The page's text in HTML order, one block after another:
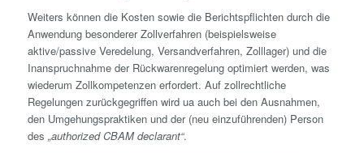
Weiters können die Kosten sowie die Berichtspflichten durch die
Anwendung besonderer Zollverfahren (beispielsweise
aktive/passive Veredelung, Versandverfahren, Zolllager) und die
Inanspruchnahme der Rückwarenregelung optimiert werden, was
wiederum Zollkompetenzen erfordert. Auf zollrechtliche
Regelungen zurückgegriffen wird ua auch bei den Ausnahmen,
den Umgehungspraktiken und der (neu einzuführenden) Person
des „authorized CBAM declarant“.